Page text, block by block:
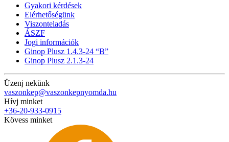
Gyakori kérdések
Elérhetőségünk
Viszonteladás
ÁSZF
Jogi információk
Ginop Plusz 1.4.3-24 “B”
Ginop Plusz 2.1.3-24
Üzenj nekünk
vaszonkep@vaszonkepnyomda.hu
Hívj minket
+36-20-933-0915
Kövess minket